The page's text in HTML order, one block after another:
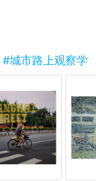
#城市路上观察学